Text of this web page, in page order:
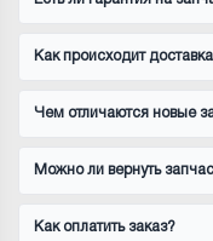
Как происходит
Чем отличаются новые
Можно ли вернуть
Как оплатить заказ?